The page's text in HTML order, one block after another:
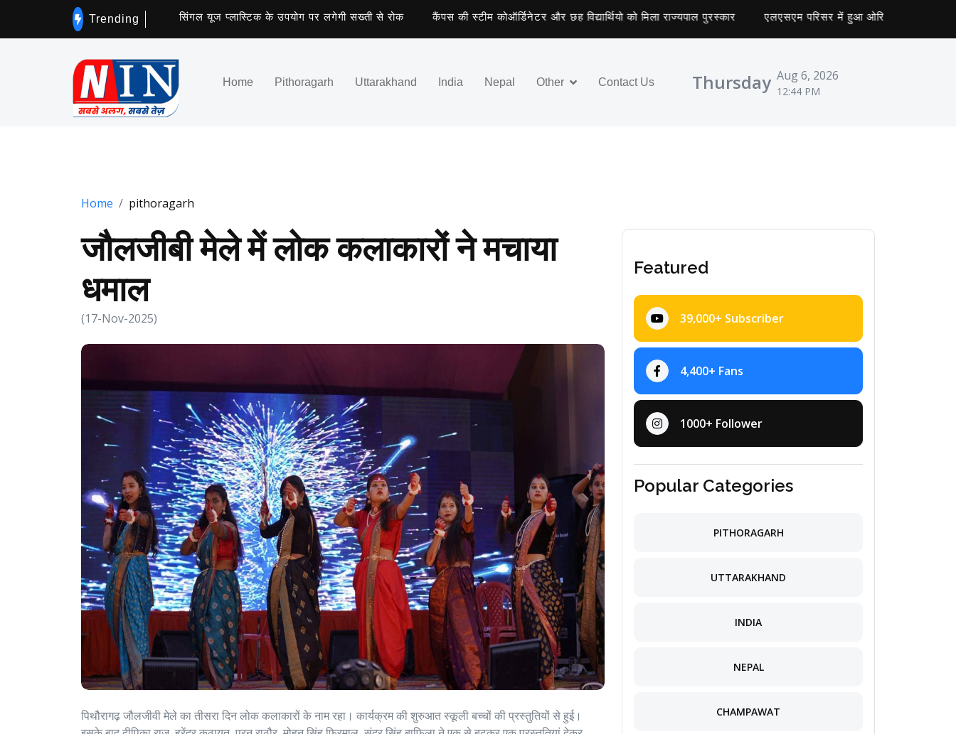
Trending सिंगल यूज प्लास्टिक के उपयोग पर लगेगी सख्ती से रोक कैंपस की स्टीम कोऑर्डिनेटर और छह विद्यार्थियो को मिला राज्यपाल पुरस्कार एलएसएम परिसर में हुआ ओरिएंटेशन कार्यक्रम का
Home Pithoragarh Uttarakhand India Nepal Other Contact Us Thursday Aug 6, 2026
12:44 PM
Home pithoragarh
जौलजीबी मेले में लोक कलाकारों ने मचाया
धमाल
(17-Nov-2025)
पिथौरागढ़ जौलजीवी मेले का तीसरा दिन लोक कलाकारों के नाम रहा। कार्यक्रम की शुरुआत स्कूली बच्चों की प्रस्तुतियों से हुई।
Featured
39,000+ Subscriber
4,400+ Fans
1000+ Follower
Popular Categories
PITHORAGARH
UTTARAKHAND
INDIA
NEPAL
CHAMPAWAT